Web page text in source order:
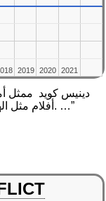
2020
2020
2019
2019 2021
2021
أفلام مثل الهروب والرجال الحقيقيون وإتجار ومعركة ألامو. …”